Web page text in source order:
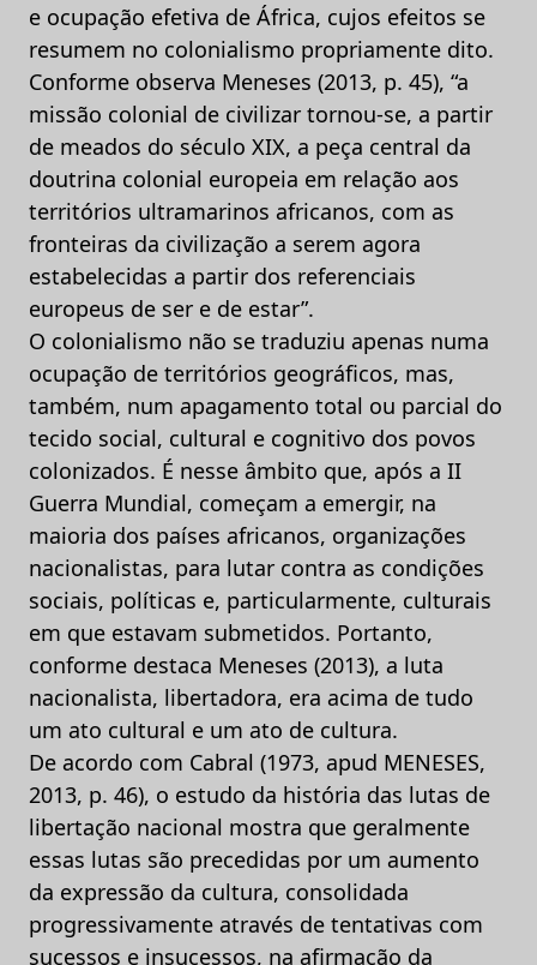
e ocupação efetiva de África, cujos efeitos se
resumem no colonialismo propriamente dito.
Conforme observa Meneses (2013, p. 45), “a
missão colonial de civilizar tornou-se, a partir
de meados do século XIX, a peça central da
doutrina colonial europeia em relação aos
territórios ultramarinos africanos, com as
fronteiras da civilização a serem agora
estabelecidas a partir dos referenciais
europeus de ser e de estar”.
O colonialismo não se traduziu apenas numa
ocupação de territórios geográficos, mas,
também, num apagamento total ou parcial do
tecido social, cultural e cognitivo dos povos
colonizados. É nesse âmbito que, após a II
Guerra Mundial, começam a emergir, na
maioria dos países africanos, organizações
nacionalistas, para lutar contra as condições
sociais, políticas e, particularmente, culturais
em que estavam submetidos. Portanto,
conforme destaca Meneses (2013), a luta
nacionalista, libertadora, era acima de tudo
um ato cultural e um ato de cultura.
De acordo com Cabral (1973, apud MENESES,
2013, p. 46), o estudo da história das lutas de
libertação nacional mostra que geralmente
essas lutas são precedidas por um aumento
da expressão da cultura, consolidada
progressivamente através de tentativas com
sucessos e insucessos, na afirmação da